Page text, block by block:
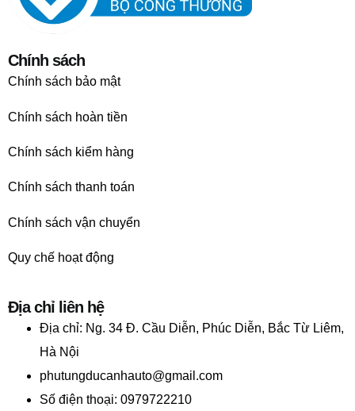
Chính sách
Chính sách bảo mật
Chính sách hoàn tiền
Chính sách kiểm hàng
Chính sách thanh toán
Chính sách vận chuyển
Quy chế hoạt động
Địa chỉ liên hệ
Địa chỉ: Ng. 34 Đ. Cầu Diễn, Phúc Diễn, Bắc Từ Liêm,
Hà Nội
phutungducanhauto@gmail.com
Số điện thoại: 0979722210